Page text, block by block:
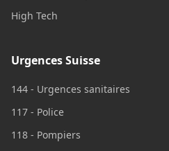
High Tech
Urgences Suisse
144 - Urgences sanitaires
117 - Police
118 - Pompiers